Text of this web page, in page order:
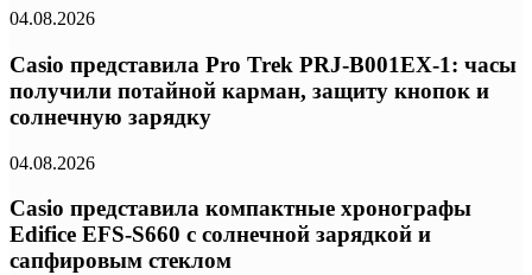
04.08.2026
Casio представила Pro Trek PRJ-B001EX-1: часы
получили потайной карман, защиту кнопок и
солнечную зарядку
04.08.2026
Casio представила компактные хронографы
Edifice EFS-S660 с солнечной зарядкой и
сапфировым стеклом